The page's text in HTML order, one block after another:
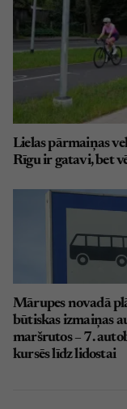
Lielas pārmaiņas
Rīgu ir gatavi, bet
Mārupes novadā
būtiskas izmaiņas
maršrutos – 7.
kursēs līdz lidostai